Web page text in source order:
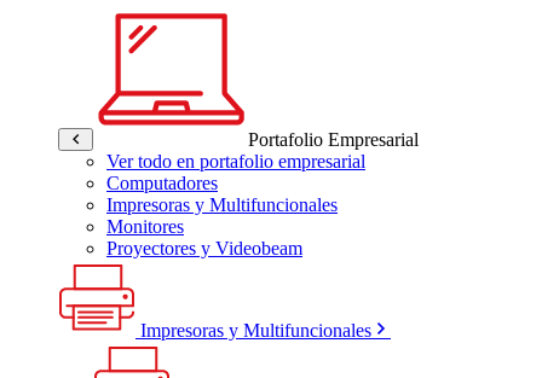
Portafolio Empresarial
Ver todo en portafolio empresarial
Computadores
Impresoras y Multifuncionales
Monitores
Proyectores y Videobeam
Impresoras y Multifuncionales